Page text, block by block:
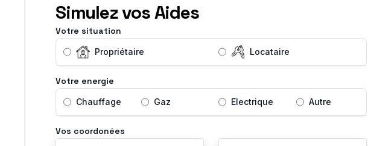
Simulez vos Aides
Votre situation
Propriétaire Locataire
Votre energie
Chauffage Gaz Electrique Autre
Vos coordonées